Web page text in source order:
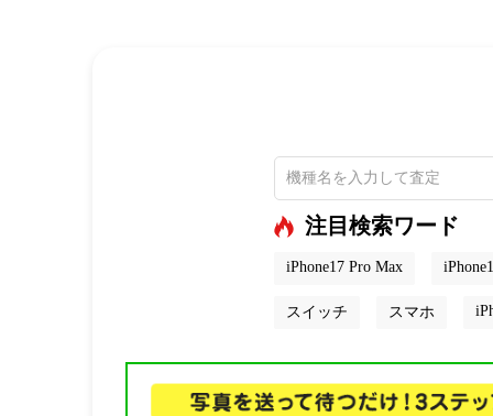
注目検索ワード
iPhone17 Pro Max
スイッチ スマホ